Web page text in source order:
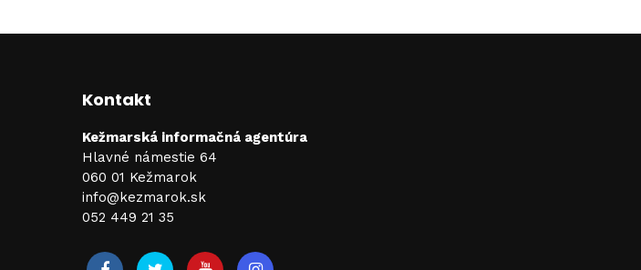
Kontakt
Kežmarská informačná agentúra
Hlavné námestie 64
060 01 Kežmarok
info@kezmarok.sk
052 449 21 35